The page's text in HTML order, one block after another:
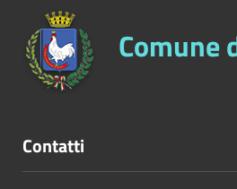
Comune
Contatti